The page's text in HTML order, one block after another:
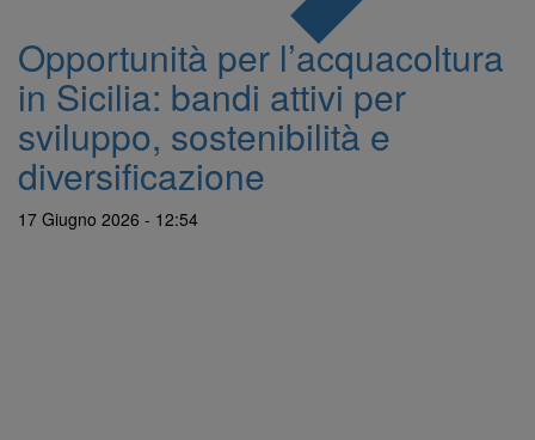
Opportunità per l’acquacoltura
in Sicilia: bandi attivi per
sviluppo, sostenibilità e
diversificazione
17 Giugno 2026 - 12:54